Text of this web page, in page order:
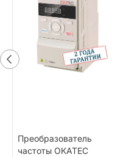
Преобразователь
частоты ОКАТЕС